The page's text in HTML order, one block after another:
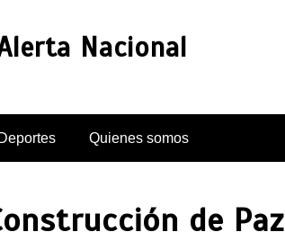
Nacional
Deportes Quienes somos
de Paz